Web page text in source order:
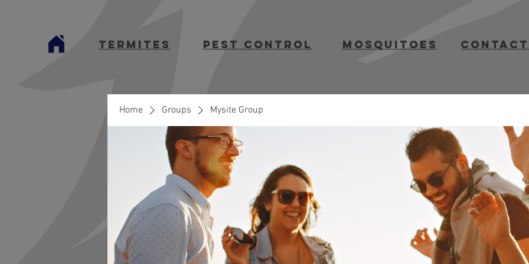
termites Pest Control mosquitoes contact
Home Groups Mysite Group